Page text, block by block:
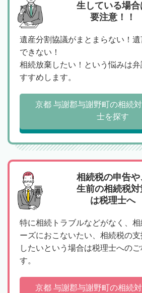
生している場合
要注意！！
遺産分割協議がまとまらない！
できない！
相続放棄したい！という悩みは
すすめします。
京都 与謝郡与謝野町の相続
士を探す
相続税の申告や
生前の相続税対
は税理士へ
特に相続トラブルなどがなく、
ーズにおこないたい、相続税の
したいという場合は税理士への
す。
京都 与謝郡与謝野町の相続